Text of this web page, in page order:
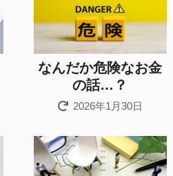
なんだか危険なお金
の話…？
2026年1月30日